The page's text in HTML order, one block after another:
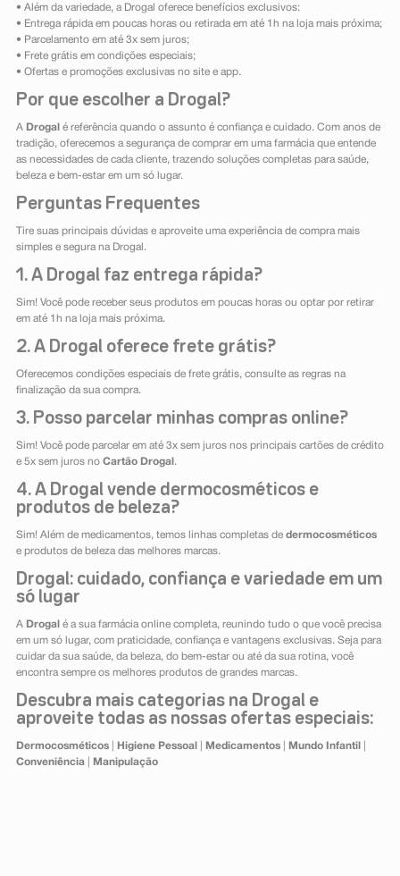
• Além da variedade, a Drogal oferece benefícios exclusivos:
• Entrega rápida em poucas horas ou retirada em até 1h na loja mais próxima;
• Parcelamento em até 3x sem juros;
• Frete grátis em condições especiais;
• Ofertas e promoções exclusivas no site e app.
Por que escolher a Drogal?
A Drogal é referência quando o assunto é confiança e cuidado. Com anos de
tradição, oferecemos a segurança de comprar em uma farmácia que entende
as necessidades de cada cliente, trazendo soluções completas para saúde,
beleza e bem-estar em um só lugar.
Perguntas Frequentes
Tire suas principais dúvidas e aproveite uma experiência de compra mais
simples e segura na Drogal.
1. A Drogal faz entrega rápida?
Sim! Você pode receber seus produtos em poucas horas ou optar por retirar
em até 1h na loja mais próxima.
2. A Drogal oferece frete grátis?
Oferecemos condições especiais de frete grátis, consulte as regras na
finalização da sua compra.
3. Posso parcelar minhas compras online?
Sim! Você pode parcelar em até 3x sem juros nos principais cartões de crédito
e 5x sem juros no Cartão Drogal .
4. A Drogal vende dermocosméticos e
produtos de beleza?
Sim! Além de medicamentos, temos linhas completas de dermocosméticos
e produtos de beleza das melhores marcas.
Drogal: cuidado, confiança e variedade em um
só lugar
A Drogal é a sua farmácia online completa, reunindo tudo o que você precisa
em um só lugar, com praticidade, confiança e vantagens exclusivas. Seja para
cuidar da sua saúde, da beleza, do bem-estar ou até da sua rotina, você
encontra sempre os melhores produtos de grandes marcas.
Descubra mais categorias na Drogal e
aproveite todas as nossas ofertas especiais:
Dermocosméticos| Higiene Pessoal Medicamentos| Mundo Infantil
Conveniência| Manipulação